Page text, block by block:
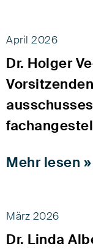
April 2026
Dr. Holger
Mehr lesen »
März 2026
Dr. Linda